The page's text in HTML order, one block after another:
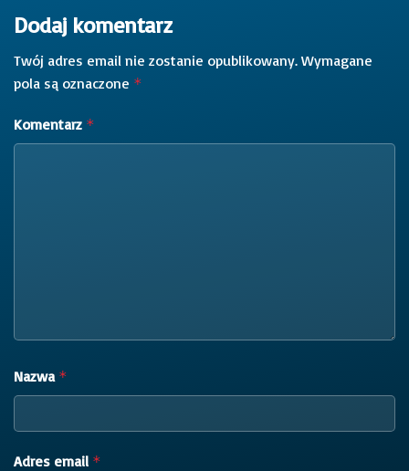
Dodaj komentarz
Twój adres email nie zostanie opublikowany. Wymagane
pola są oznaczone *
Komentarz *
Nazwa *
Adres email *